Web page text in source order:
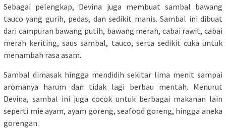
Sebagai pelengkap, Devina juga membuat sambal bawang
tauco yang gurih, pedas, dan sedikit manis. Sambal ini dibuat
dari campuran bawang putih, bawang merah, cabai rawit, cabai
merah keriting, saus sambal, tauco, serta sedikit cuka untuk
menambah rasa asam.
Sambal dimasak hingga mendidih sekitar lima menit sampai
aromanya harum dan tidak lagi berbau mentah. Menurut
Devina, sambal ini juga cocok untuk berbagai makanan lain
seperti mie ayam, ayam goreng, seafood goreng, hingga aneka
gorengan.